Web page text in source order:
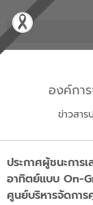
องค์กา
ข่าวสา
ประกาศผู้ชนะการ
อาทิตย์แบบ On-
ศูนย์บริหารจัดกา